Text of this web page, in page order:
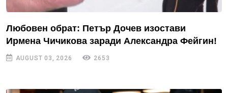
Любовен обрат: Петър Дочев изостави
Ирмена Чичикова заради Александра Фейгин!
AUGUST 03, 2026 2653